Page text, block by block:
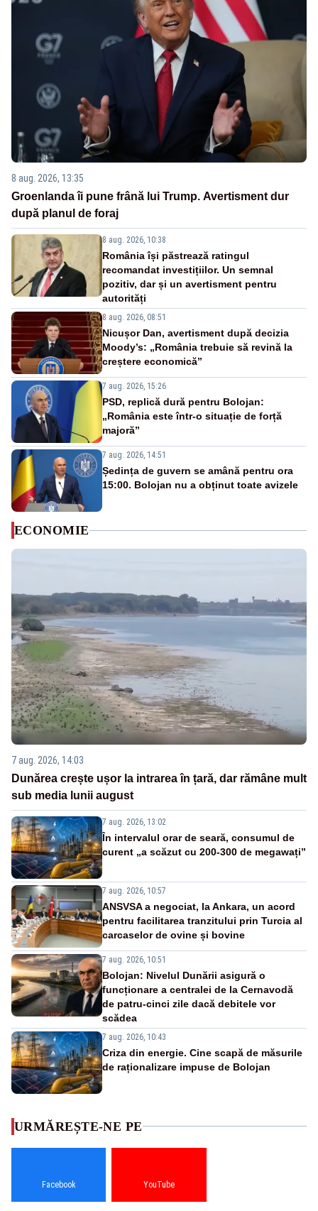
8 aug. 2026, 13:35
Groenlanda îi pune frână lui Trump. Avertisment dur
după planul de foraj
8 aug. 2026, 10:38
România își păstrează ratingul
recomandat investițiilor. Un semnal
pozitiv, dar și un avertisment pentru
autorități
8 aug. 2026, 08:51
Nicușor Dan, avertisment după decizia
Moody’s: „România trebuie să revină la
creștere economică”
7 aug. 2026, 15:26
PSD, replică dură pentru Bolojan:
„România este într-o situație de forță
majoră”
7 aug. 2026, 14:51
Ședința de guvern se amână pentru ora
15:00. Bolojan nu a obținut toate avizele
ECONOMIE
7 aug. 2026, 14:03
Dunărea crește ușor la intrarea în țară, dar rămâne mult
sub media lunii august
7 aug. 2026, 13:02
În intervalul orar de seară, consumul de
curent „a scăzut cu 200-300 de megawați”
7 aug. 2026, 10:57
ANSVSA a negociat, la Ankara, un acord
pentru facilitarea tranzitului prin Turcia al
carcaselor de ovine și bovine
7 aug. 2026, 10:51
Bolojan: Nivelul Dunării asigură o
funcționare a centralei de la Cernavodă
de patru-cinci zile dacă debitele vor
scădea
7 aug. 2026, 10:43
Criza din energie. Cine scapă de măsurile
de raționalizare impuse de Bolojan
URMĂREȘTE-NE PE
Facebook YouTube